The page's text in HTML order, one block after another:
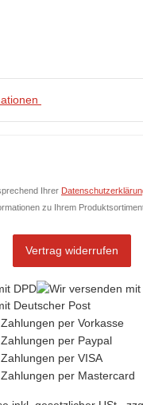
Ihrer
zu Ihrem
Vertrag widerrufen